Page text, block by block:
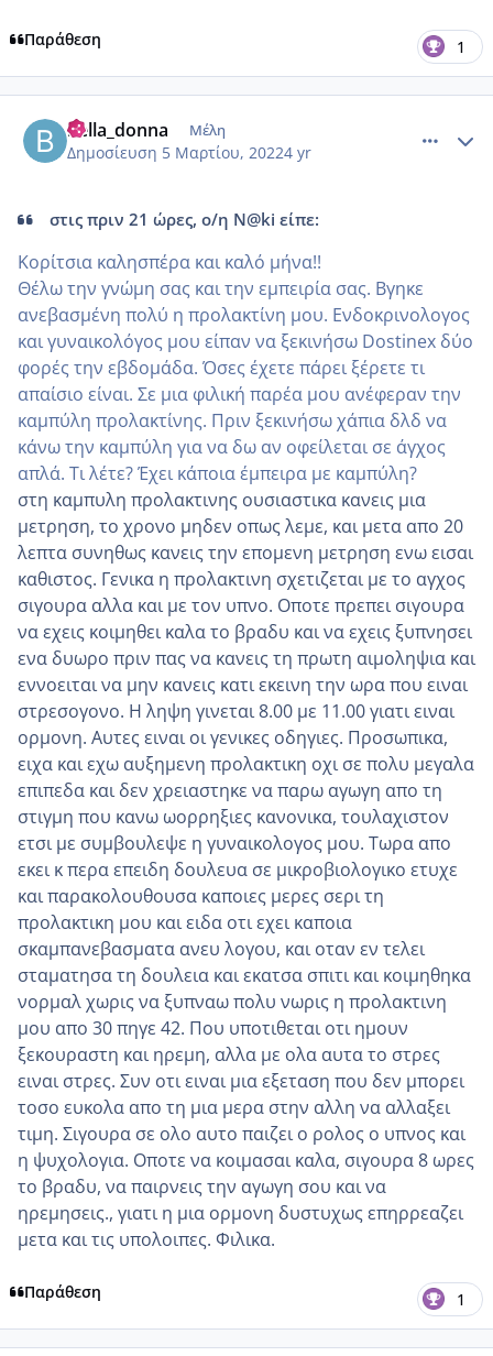
Παράθεση 1
bella_donna Μέλη
Δημοσίευση 5 Μαρτίου, 20224 yr
στις πριν 21 ώρες, ο/η N@ki είπε:
Κορίτσια καλησπέρα και καλό μήνα!!
Θέλω την γνώμη σας και την εμπειρία σας. Βγηκε
ανεβασμένη πολύ η προλακτίνη μου. Ενδοκρινολογος
και γυναικολόγος μου είπαν να ξεκινήσω Dostinex δύο
φορές την εβδομάδα. Όσες έχετε πάρει ξέρετε τι
απαίσιο είναι. Σε μια φιλική παρέα μου ανέφεραν την
καμπύλη προλακτίνης. Πριν ξεκινήσω χάπια δλδ να
κάνω την καμπύλη για να δω αν οφείλεται σε άγχος
απλά. Τι λέτε? Έχει κάποια έμπειρα με καμπύλη?
στη καμπυλη προλακτινης ουσιαστικα κανεις μια
μετρηση, το χρονο μηδεν οπως λεμε, και μετα απο 20
λεπτα συνηθως κανεις την επομενη μετρηση ενω εισαι
καθιστος. Γενικα η προλακτινη σχετιζεται με το αγχος
σιγουρα αλλα και με τον υπνο. Οποτε πρεπει σιγουρα
να εχεις κοιμηθει καλα το βραδυ και να εχεις ξυπνησει
ενα δυωρο πριν πας να κανεις τη πρωτη αιμοληψια και
εννοειται να μην κανεις κατι εκεινη την ωρα που ειναι
στρεσογονο. Η ληψη γινεται 8.00 με 11.00 γιατι ειναι
ορμονη. Αυτες ειναι οι γενικες οδηγιες. Προσωπικα,
ειχα και εχω αυξημενη προλακτικη οχι σε πολυ μεγαλα
επιπεδα και δεν χρειαστηκε να παρω αγωγη απο τη
στιγμη που κανω ωορρηξιες κανονικα, τουλαχιστον
ετσι με συμβουλεψε η γυναικολογος μου. Τωρα απο
εκει κ περα επειδη δουλευα σε μικροβιολογικο ετυχε
και παρακολουθουσα καποιες μερες σερι τη
προλακτικη μου και ειδα οτι εχει καποια
σκαμπανεβασματα ανευ λογου, και οταν εν τελει
σταματησα τη δουλεια και εκατσα σπιτι και κοιμηθηκα
νορμαλ χωρις να ξυπναω πολυ νωρις η προλακτινη
μου απο 30 πηγε 42. Που υποτιθεται οτι ημουν
ξεκουραστη και ηρεμη, αλλα με ολα αυτα το στρες
ειναι στρες. Συν οτι ειναι μια εξεταση που δεν μπορει
τοσο ευκολα απο τη μια μερα στην αλλη να αλλαξει
τιμη. Σιγουρα σε ολο αυτο παιζει ο ρολος ο υπνος και
η ψυχολογια. Οποτε να κοιμασαι καλα, σιγουρα 8 ωρες
το βραδυ, να παιρνεις την αγωγη σου και να
ηρεμησεις., γιατι η μια ορμονη δυστυχως επηρρεαζει
μετα και τις υπολοιπες. Φιλικα.
Παράθεση 1